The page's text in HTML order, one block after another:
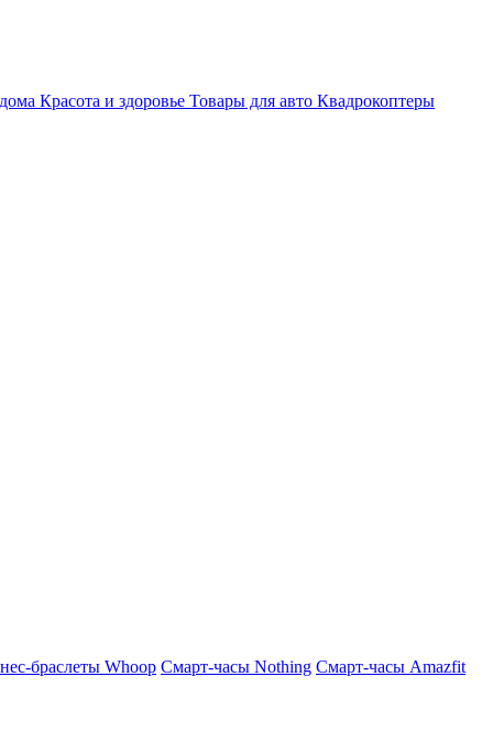
Красота и здоровье Товары для авто Квадрокоптеры
браслеты Whoop Смарт-часы Nothing Смарт-часы Amazfit